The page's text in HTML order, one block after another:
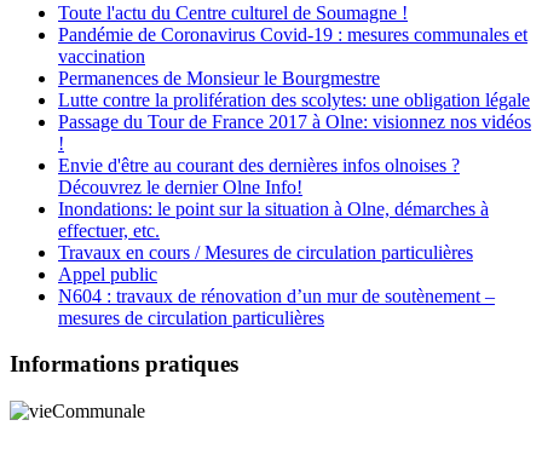
Toute l'actu du Centre culturel de Soumagne !
Pandémie de Coronavirus Covid-19 : mesures communales et
vaccination
Permanences de Monsieur le Bourgmestre
Lutte contre la prolifération des scolytes: une obligation légale
Passage du Tour de France 2017 à Olne: visionnez nos vidéos
!
Envie d'être au courant des dernières infos olnoises ?
Découvrez le dernier Olne Info!
Inondations: le point sur la situation à Olne, démarches à
effectuer, etc.
Travaux en cours / Mesures de circulation particulières
Appel public
N604 : travaux de rénovation d’un mur de soutènement –
mesures de circulation particulières
Informations pratiques